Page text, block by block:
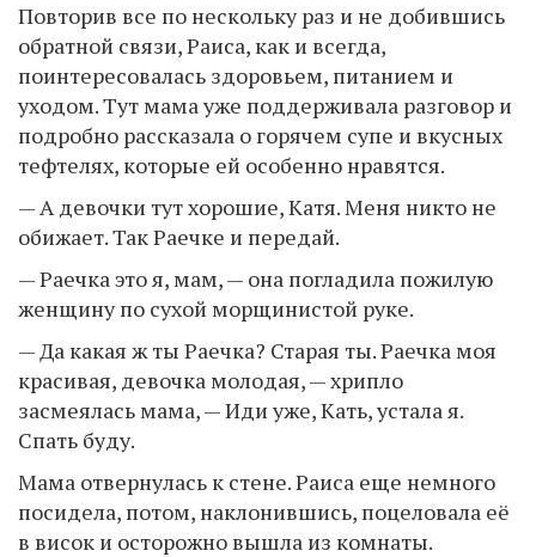
Повторив все по нескольку раз и не добившись
обратной связи, Раиса, как и всегда,
поинтересовалась здоровьем, питанием и
уходом. Тут мама уже поддерживала разговор и
подробно рассказала о горячем супе и вкусных
тефтелях, которые ей особенно нравятся.
— А девочки тут хорошие, Катя. Меня никто не
обижает. Так Раечке и передай.
— Раечка это я, мам, — она погладила пожилую
женщину по сухой морщинистой руке.
— Да какая ж ты Раечка? Старая ты. Раечка моя
красивая, девочка молодая, — хрипло
засмеялась мама, — Иди уже, Кать, устала я.
Спать буду.
Мама отвернулась к стене. Раиса еще немного
посидела, потом, наклонившись, поцеловала её
в висок и осторожно вышла из комнаты.